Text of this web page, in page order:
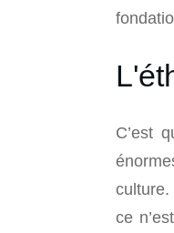
C’est
culture.
ce